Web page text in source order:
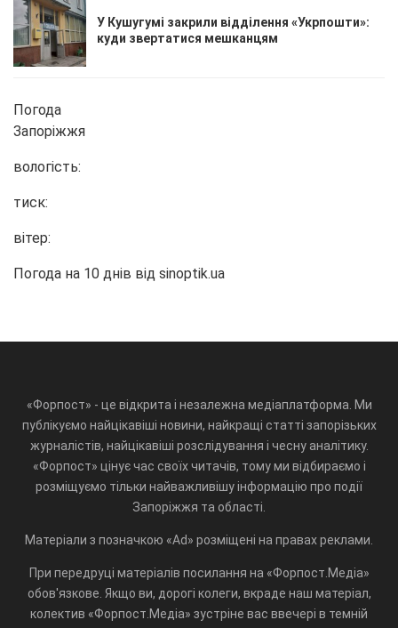
У Кушугумі закрили відділення «Укрпошти»:
куди звертатися мешканцям
Погода
Запоріжжя
вологість:
тиск:
вітер:
Погода на 10 днів від sinoptik.ua
«Форпост» - це відкрита і незалежна медіаплатформа. Ми
публікуємо найцікавіші новини, найкращі статті запорізьких
журналістів, найцікавіші розслідування і чесну аналітику.
«Форпост» цінує час своїх читачів, тому ми відбираємо і
розміщуємо тільки найважливішу інформацію про події
Запоріжжя та області.
Матеріали з позначкою «Ad» розміщені на правах реклами.
При передруці матеріалів посилання на «Форпост.Медіа»
обов'язкове. Якщо ви, дорогі колеги, вкраде наш матеріал,
колектив «Форпост.Медіа» зустріне вас ввечері в темній